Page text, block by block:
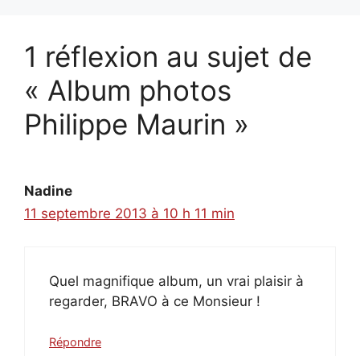
1 réflexion au sujet de
« Album photos
Philippe Maurin »
Nadine
11 septembre 2013 à 10 h 11 min
Quel magnifique album, un vrai plaisir à
regarder, BRAVO à ce Monsieur !
Répondre